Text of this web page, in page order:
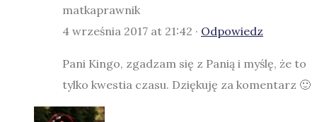
matkaprawnik
4 września 2017 at 21:42 · Odpowiedz
Pani Kingo, zgadzam się z Panią i myślę, że to
tylko kwestia czasu. Dziękuję za komentarz 🙂